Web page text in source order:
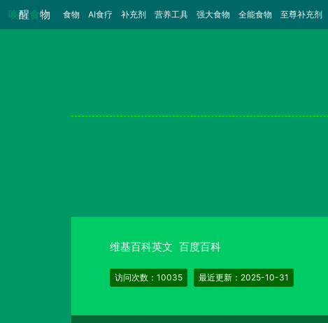
唤醒食物 食物 （当前）
AI食疗 补充剂 营养工具 强大食物 全能食物 至尊补充剂
维基百科英文 百度百科
访问次数：10035 最近更新：2025-10-31